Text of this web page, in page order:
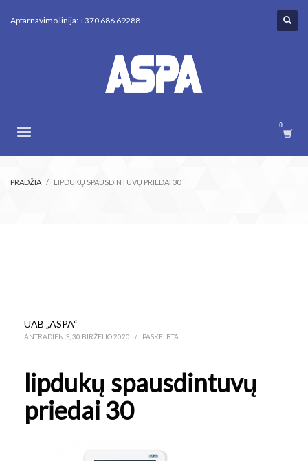
Aptarnavimo linija: +370 686 69288
PRADŽIA LIPDUKŲ SPAUSDINTUVŲ PRIEDAI 30
UAB „ASPA“
ANTRADIENIS, 30 BIRŽELIO 2020 / PASKELBTA
lipdukų spausdintuvų
priedai 30